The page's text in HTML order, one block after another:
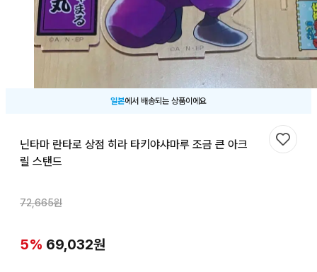
일본에서 배송되는 상품이에요
닌타마 란타로 상점 히라 타키야샤마루 조금 큰 아크
릴 스탠드
72,665원
5% 69,032원
찜하기